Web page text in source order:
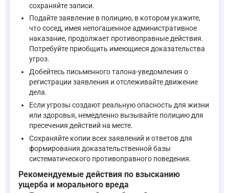
Моральный вред, причиненный действиями
Компенсация морального вреда осуществляется
— Гражданский кодекс Российской Федерации, ст. 1099
Статья 1100 ГК РФ указывает, что моральный вред
Компенсация морального вреда осуществляется
—Гражданский кодекс Российской Федерации, ст. 1100
Статья 1101. Способ и размер компенсации морального
—Гражданский кодекс Российской Федерации, ст. 1101
сохраняйте записи.
Подайте заявление в полицию, в котором укажите,
что сосед, имея непогашенное административное
наказание, продолжает противоправные действия.
Потребуйте приобщить имеющиеся доказательства
угроз.
Добейтесь письменного талона-уведомления о
регистрации заявления и отслеживайте движение
дела.
Если угрозы создают реальную опасность для жизни
или здоровья, немедленно вызывайте полицию для
пресечения действий на месте.
Сохраняйте копии всех заявлений и ответов для
формирования доказательственной базы
систематического противоправного поведения.
Рекомендуемые действия по взысканию
ущерба и морального вреда